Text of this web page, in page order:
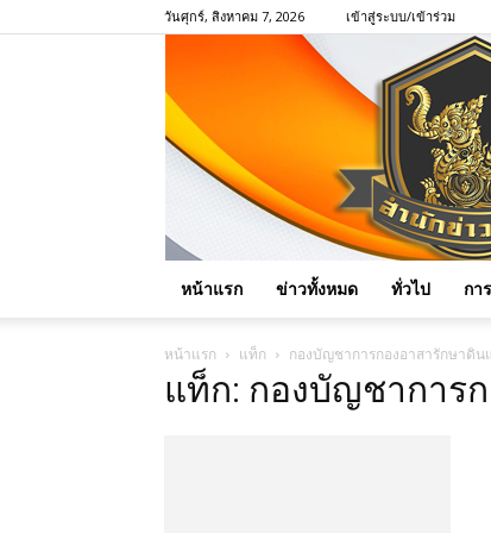
วันศุกร์, สิงหาคม 7, 2026 เข้าสู่ระบบ/เข้าร่วม
หน้าแรก ข่าวทั้งหมด ทั่วไป กา
หน้าแรก แท็ก กองบัญชาการกองอาสารักษาดิ
แท็ก: กองบัญชาการ